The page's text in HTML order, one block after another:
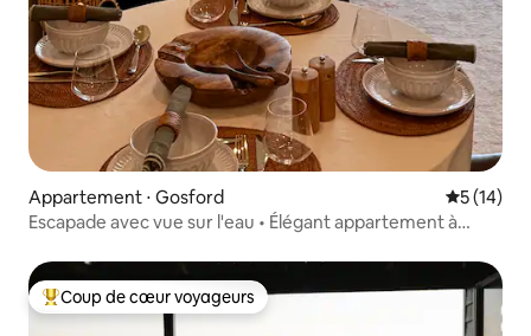
Appartement ⋅ Gosford
5 (14)
Escapade avec vue sur l'eau • Élégant appartement à
Coups de cœur voyageurs les plus appréciés
Coup de cœur voyageurs